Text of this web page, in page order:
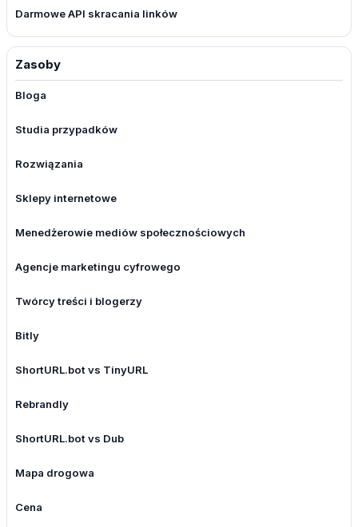
Darmowe API skracania linków
Zasoby
Bloga
Studia przypadków
Rozwiązania
Sklepy internetowe
Menedżerowie mediów społecznościowych
Agencje marketingu cyfrowego
Twórcy treści i blogerzy
Bitly
ShortURL.bot vs TinyURL
Rebrandly
ShortURL.bot vs Dub
Mapa drogowa
Cena